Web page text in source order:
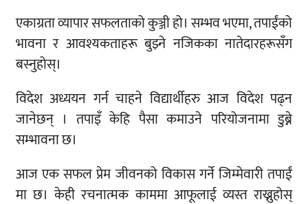
एकाग्रता व्यापार सफलताको कुञ्जी हो। सम्भव भएमा, तपाईंको
भावना र आवश्यकताहरू बुझ्ने नजिकका नातेदारहरूसँग
बस्नुहोस्।
विदेश अध्ययन गर्न चाहने विद्यार्थीहरु आज विदेश पढ्न
जानेछन् । तपाइँ केहि पैसा कमाउने परियोजनामा ​​डुब्ने
सम्भावना छ।
आज एक सफल प्रेम जीवनको विकास गर्ने जिम्मेवारी तपाईं
मा छ। केही रचनात्मक काममा आफूलाई व्यस्त राख्नुहोस्